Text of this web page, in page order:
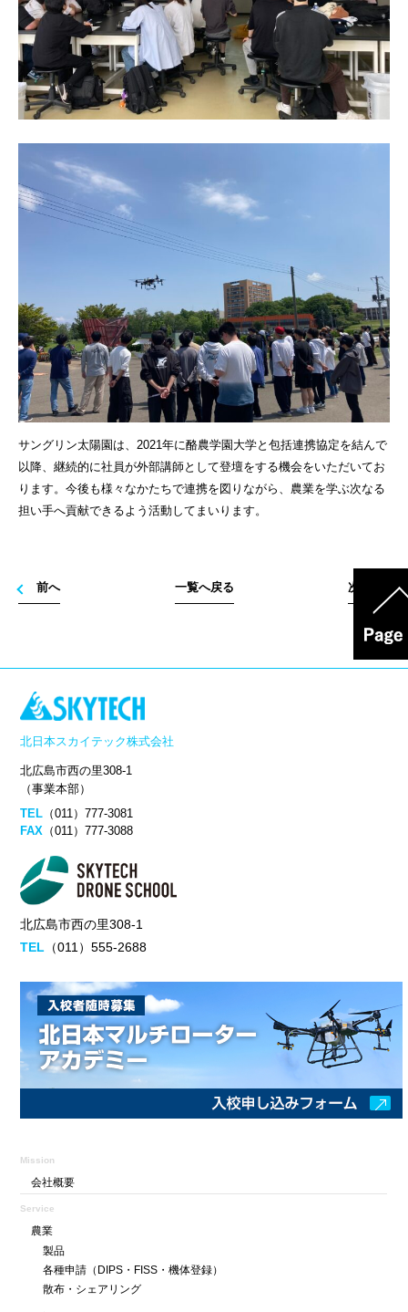
サングリン太陽園は、2021年に酪農学園大学と包括連携協定を結んで
以降、継続的に社員が外部講師として登壇をする機会をいただいてお
ります。今後も様々なかたちで連携を図りながら、農業を学ぶ次なる
担い手へ貢献できるよう活動してまいります。
前へ 一覧へ戻る 次へ
北日本スカイテック株式会社
北広島市西の里308-1
（事業本部）
TEL （011）777-3081
FAX （011）777-3088
北広島市西の里308-1
TEL （011）555-2688
Mission
会社概要
Service
農業
製品
各種申請 （DIPS・FISS・機体登録）
散布・シェアリング